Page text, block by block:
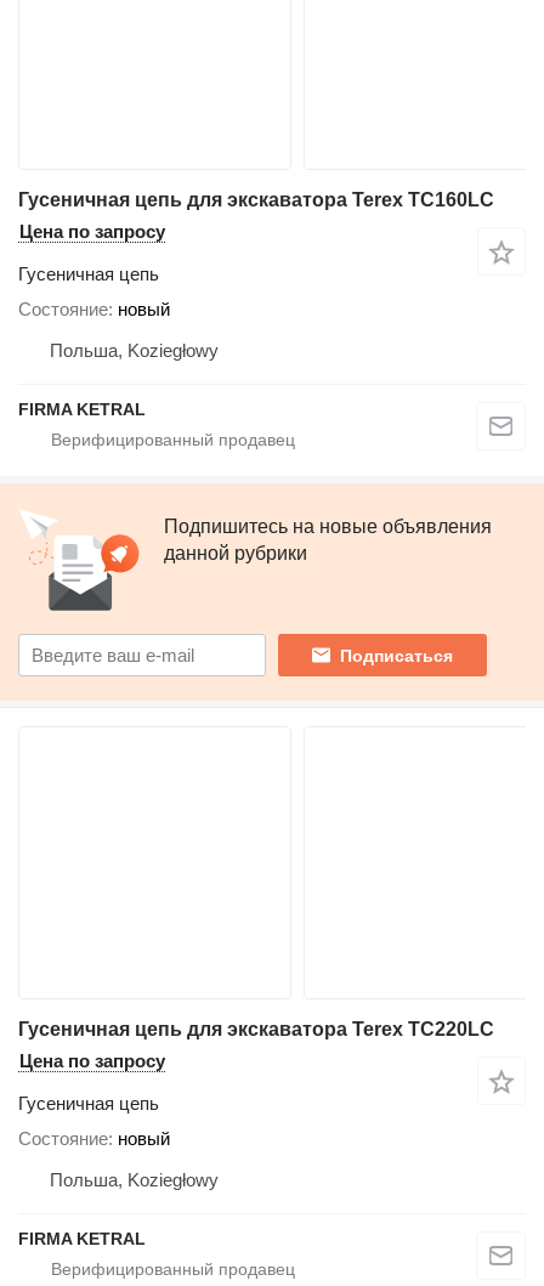
Гусеничная цепь для экскаватора Terex TC160LC
Цена по запросу
Гусеничная цепь
Состояние новый
Польша, Koziegłowy
FIRMA KETRAL
Подпишитесь на новые объявления
данной рубрики
Подписаться
Гусеничная цепь для экскаватора Terex TC220LC
Цена по запросу
Гусеничная цепь
Состояние новый
Польша, Koziegłowy
FIRMA KETRAL